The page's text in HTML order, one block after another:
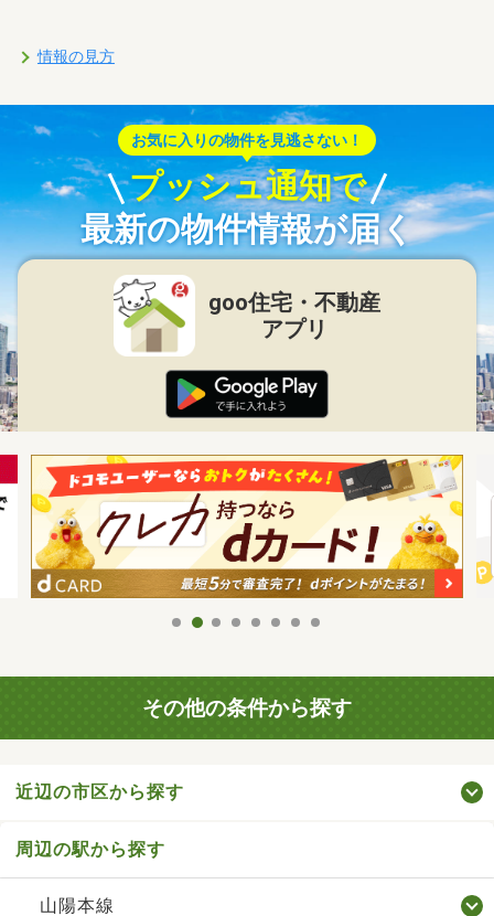
情報の見方
お気に入りの物件を見逃さない！
プッシュ通知で
最新の物件情報が届く
goo住宅・不動産
アプリ
その他の条件から探す
近辺の市区から探す
周辺の駅から探す
山陽本線